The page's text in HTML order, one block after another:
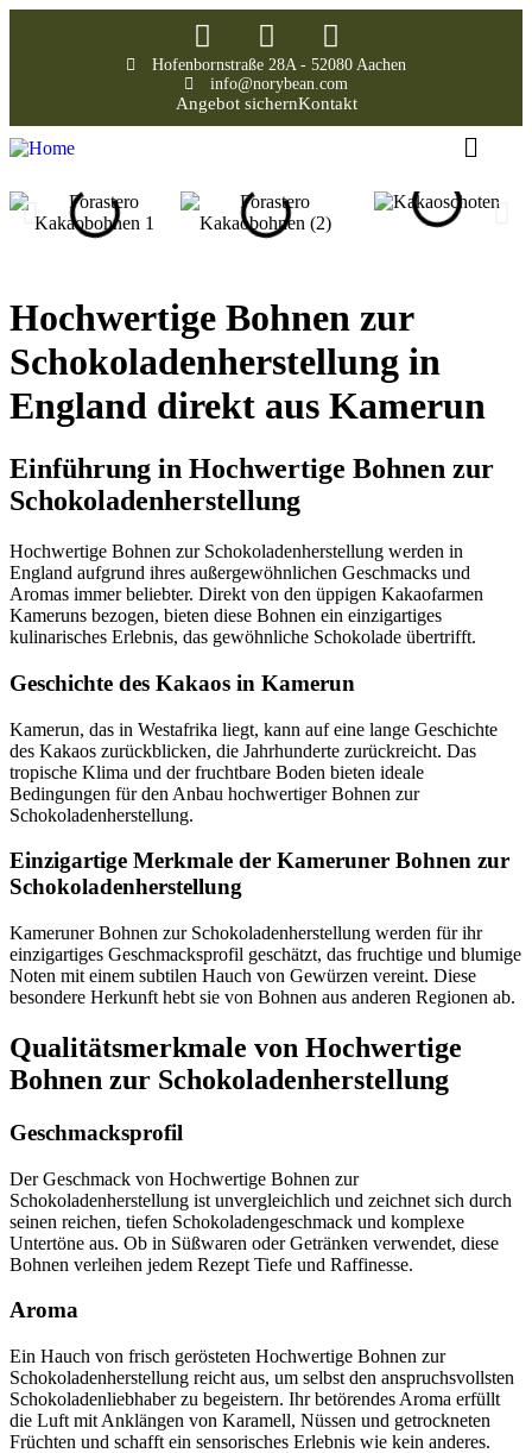
Hofenbornstraße 28A - 52080 Aachen
info@norybean.com
Angebot sichernKontakt
Hochwertige Bohnen zur
Schokoladenherstellung in
England direkt aus Kamerun
Einführung in Hochwertige Bohnen zur
Schokoladenherstellung
Hochwertige Bohnen zur Schokoladenherstellung werden in
England aufgrund ihres außergewöhnlichen Geschmacks und
Aromas immer beliebter. Direkt von den üppigen Kakaofarmen
Kameruns bezogen, bieten diese Bohnen ein einzigartiges
kulinarisches Erlebnis, das gewöhnliche Schokolade übertrifft.
Geschichte des Kakaos in Kamerun
Kamerun, das in Westafrika liegt, kann auf eine lange Geschichte
des Kakaos zurückblicken, die Jahrhunderte zurückreicht. Das
tropische Klima und der fruchtbare Boden bieten ideale
Bedingungen für den Anbau hochwertiger Bohnen zur
Schokoladenherstellung.
Einzigartige Merkmale der Kameruner Bohnen zur
Schokoladenherstellung
Kameruner Bohnen zur Schokoladenherstellung werden für ihr
einzigartiges Geschmacksprofil geschätzt, das fruchtige und blumige
Noten mit einem subtilen Hauch von Gewürzen vereint. Diese
besondere Herkunft hebt sie von Bohnen aus anderen Regionen ab.
Qualitätsmerkmale von Hochwertige
Bohnen zur Schokoladenherstellung
Geschmacksprofil
Der Geschmack von Hochwertige Bohnen zur
Schokoladenherstellung ist unvergleichlich und zeichnet sich durch
seinen reichen, tiefen Schokoladengeschmack und komplexe
Untertöne aus. Ob in Süßwaren oder Getränken verwendet, diese
Bohnen verleihen jedem Rezept Tiefe und Raffinesse.
Aroma
Ein Hauch von frisch gerösteten Hochwertige Bohnen zur
Schokoladenherstellung reicht aus, um selbst den anspruchsvollsten
Schokoladenliebhaber zu begeistern. Ihr betörendes Aroma erfüllt
die Luft mit Anklängen von Karamell, Nüssen und getrockneten
Früchten und schafft ein sensorisches Erlebnis wie kein anderes.